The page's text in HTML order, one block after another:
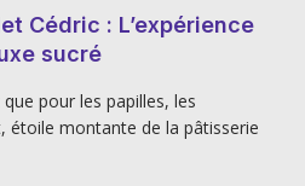
Cédric : L’expérience
sucré
pour les papilles, les
étoile montante de la pâtisserie